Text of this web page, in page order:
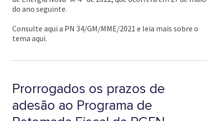
do ano seguinte.
Consulte aqui a PN 34/GM/MME/2021 e leia mais sobre o
tema aqui.
Prorrogados os prazos de
adesão ao Programa de